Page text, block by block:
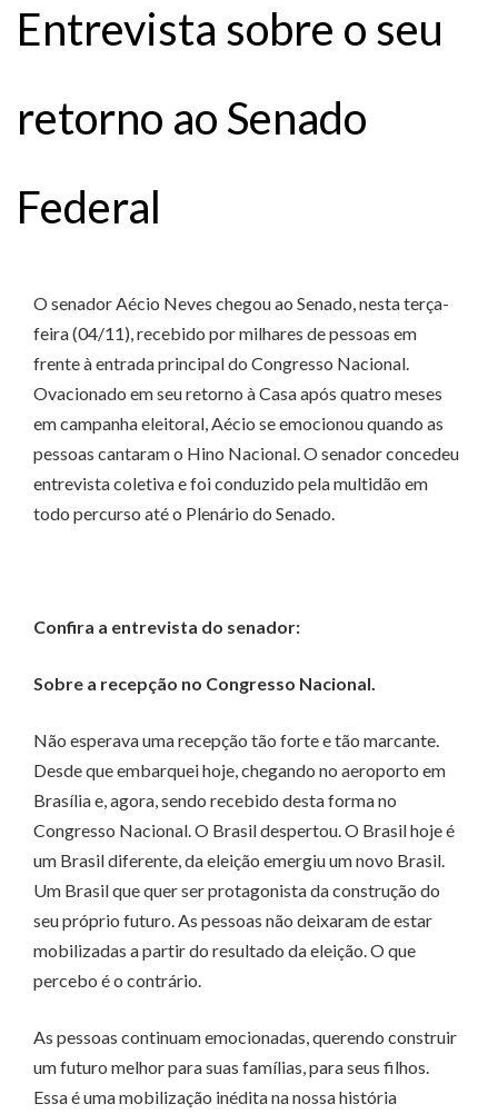
Entrevista sobre o seu
retorno ao Senado
Federal
O senador Aécio Neves chegou ao Senado, nesta terça-
feira (04/11), recebido por milhares de pessoas em
frente à entrada principal do Congresso Nacional.
Ovacionado em seu retorno à Casa após quatro meses
em campanha eleitoral, Aécio se emocionou quando as
pessoas cantaram o Hino Nacional. O senador concedeu
entrevista coletiva e foi conduzido pela multidão em
todo percurso até o Plenário do Senado.
Confira a entrevista do senador:
Sobre a recepção no Congresso Nacional.
Não esperava uma recepção tão forte e tão marcante.
Desde que embarquei hoje, chegando no aeroporto em
Brasília e, agora, sendo recebido desta forma no
Congresso Nacional. O Brasil despertou. O Brasil hoje é
um Brasil diferente, da eleição emergiu um novo Brasil.
Um Brasil que quer ser protagonista da construção do
seu próprio futuro. As pessoas não deixaram de estar
mobilizadas a partir do resultado da eleição. O que
percebo é o contrário.
As pessoas continuam emocionadas, querendo construir
um futuro melhor para suas famílias, para seus filhos.
Essa é uma mobilização inédita na nossa história